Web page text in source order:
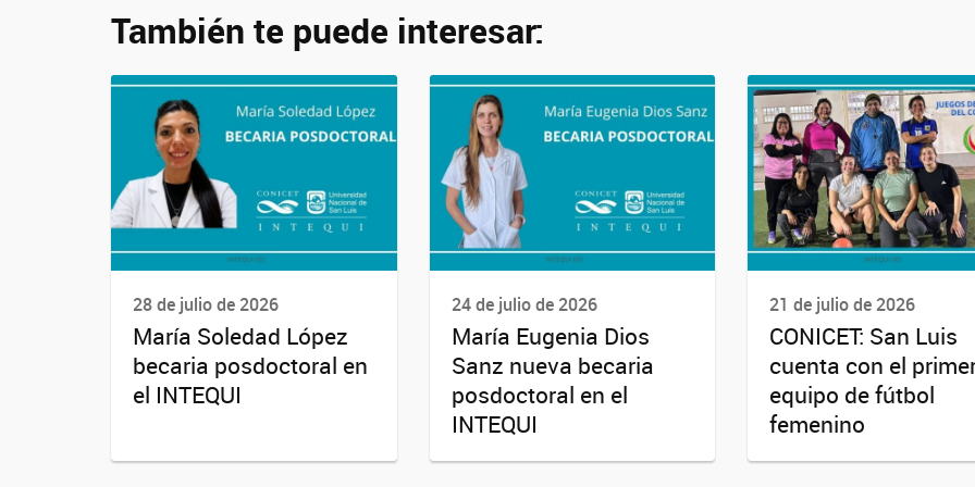
También te puede interesar:
28 de julio de 2026
María Soledad López
becaria posdoctoral en
el INTEQUI
24 de julio de 2026
María Eugenia Dios
Sanz nueva becaria
posdoctoral en el
INTEQUI
21 de julio de 2026
CONICET: San Luis
cuenta con el
equipo de fútbol
femenino